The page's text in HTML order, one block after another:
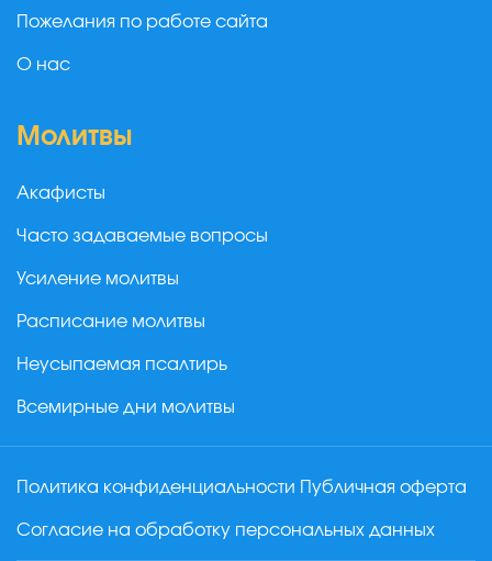
Пожелания по работе сайта
О нас
Молитвы
Акафисты
Часто задаваемые вопросы
Усиление молитвы
Расписание молитвы
Неусыпаемая псалтирь
Всемирные дни молитвы
Политика конфиденциальности Публичная оферта
Согласие на обработку персональных данных